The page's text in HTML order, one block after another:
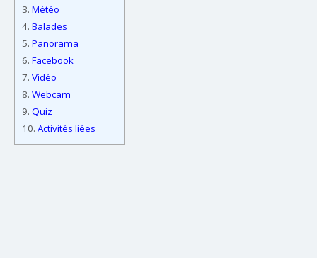
3. Météo
4. Balades
5. Panorama
6. Facebook
7. Vidéo
8. Webcam
9. Quiz
10. Activités liées